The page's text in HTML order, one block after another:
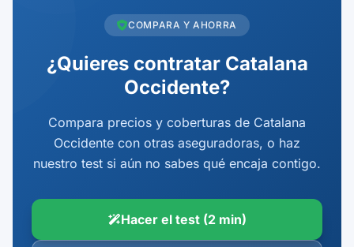
COMPARA Y AHORRA
¿Quieres contratar Catalana
Occidente?
Compara precios y coberturas de Catalana
Occidente con otras aseguradoras, o haz
nuestro test si aún no sabes qué encaja contigo.
Hacer el test (2 min)